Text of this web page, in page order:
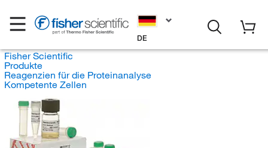
DE
Fisher Scientific
Produkte
Reagenzien für die Proteinanalyse
Kompetente Zellen